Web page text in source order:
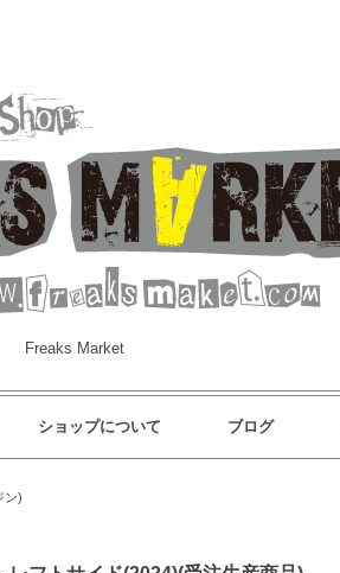
Freaks Market
ショップについて ブログ
ン)